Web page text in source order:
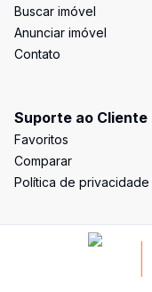
Buscar imóvel
Anunciar imóvel
Contato
Suporte ao Cliente
Favoritos
Comparar
Política de privacidade